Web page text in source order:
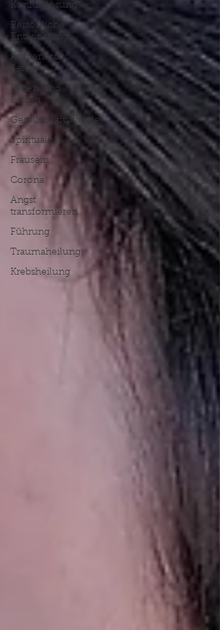
Konfliktlösung
Persönliche
Entwicklung
Authentisch
Sein
Leben Und
Lassen
Gesellschaftswandel
Spiritualität
Frausein
Corona
Angst
transformieren
Führung
Traumaheilung
Krebsheilung